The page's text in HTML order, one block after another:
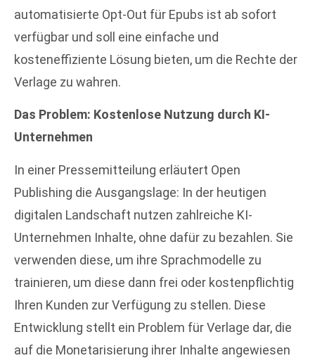
automatisierte Opt-Out für Epubs ist ab sofort
verfügbar und soll eine einfache und
kosteneffiziente Lösung bieten, um die Rechte der
Verlage zu wahren.
Das Problem: Kostenlose Nutzung durch KI-
Unternehmen
In einer Pressemitteilung erläutert Open
Publishing die Ausgangslage: In der heutigen
digitalen Landschaft nutzen zahlreiche KI-
Unternehmen Inhalte, ohne dafür zu bezahlen. Sie
verwenden diese, um ihre Sprachmodelle zu
trainieren, um diese dann frei oder kostenpflichtig
Ihren Kunden zur Verfügung zu stellen. Diese
Entwicklung stellt ein Problem für Verlage dar, die
auf die Monetarisierung ihrer Inhalte angewiesen